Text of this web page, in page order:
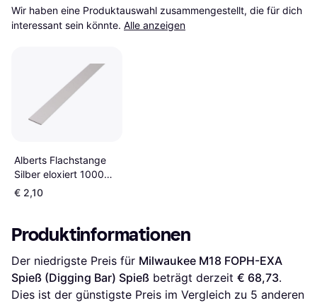
Wir haben eine Produktauswahl zusammengestellt, die für dich
interessant sein könnte. Alle anzeigen
Alberts Flachstange
Silber eloxiert 1000
Spieß
€ 2,10
Produktinformationen
Der niedrigste Preis für Milwaukee M18 FOPH-EXA
Spieß (Digging Bar) Spieß beträgt derzeit € 68,73.
Dies ist der günstigste Preis im Vergleich zu 5 anderen